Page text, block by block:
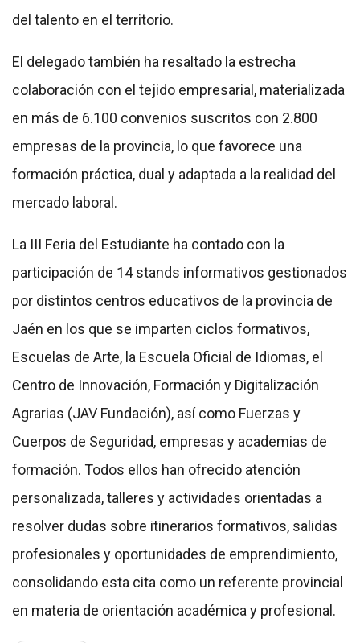
del talento en el territorio.
El delegado también ha resaltado la estrecha
colaboración con el tejido empresarial, materializada
en más de 6.100 convenios suscritos con 2.800
empresas de la provincia, lo que favorece una
formación práctica, dual y adaptada a la realidad del
mercado laboral.
La III Feria del Estudiante ha contado con la
participación de 14 stands informativos gestionados
por distintos centros educativos de la provincia de
Jaén en los que se imparten ciclos formativos,
Escuelas de Arte, la Escuela Oficial de Idiomas, el
Centro de Innovación, Formación y Digitalización
Agrarias (JAV Fundación), así como Fuerzas y
Cuerpos de Seguridad, empresas y academias de
formación. Todos ellos han ofrecido atención
personalizada, talleres y actividades orientadas a
resolver dudas sobre itinerarios formativos, salidas
profesionales y oportunidades de emprendimiento,
consolidando esta cita como un referente provincial
en materia de orientación académica y profesional.